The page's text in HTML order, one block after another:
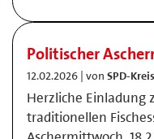
Politischer
12.02.2026 | von SPD-
Herzliche Einladung
traditionellen